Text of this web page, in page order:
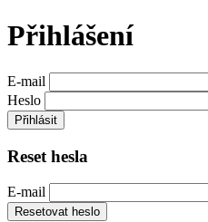
Přihlášení
E-mail
Heslo
Přihlásit
Reset hesla
E-mail
Resetovat heslo